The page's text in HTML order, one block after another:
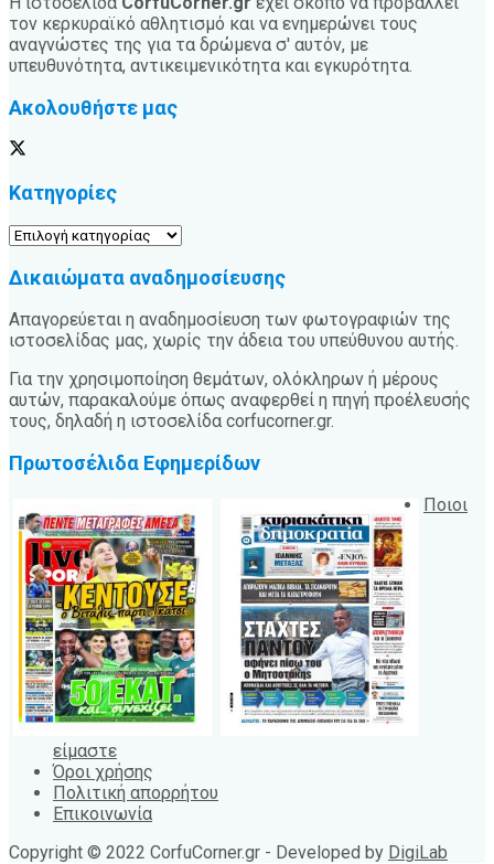
τον κερκυραϊκό αθλητισμό και να ενημερώνει τους
αναγνώστες της για τα δρώμενα σ' αυτόν, με
υπευθυνότητα, αντικειμενικότητα και εγκυρότητα.
Ακολουθήστε μας
Κατηγορίες
Κατηγορίες
Δικαιώματα αναδημοσίευσης
Απαγορεύεται η αναδημοσίευση των φωτογραφιών της
ιστοσελίδας μας, χωρίς την άδεια του υπεύθυνου αυτής.
Για την χρησιμοποίηση θεμάτων, ολόκληρων ή μέρους
αυτών, παρακαλούμε όπως αναφερθεί η πηγή προέλευσής
τους, δηλαδή η ιστοσελίδα corfucorner.gr.
Πρωτοσέλιδα Εφημερίδων
Ποιοι
είμαστε
Όροι χρήσης
Πολιτική απορρήτου
Επικοινωνία
Copyright © 2022 CorfuCorner.gr - Developed by DigiLab